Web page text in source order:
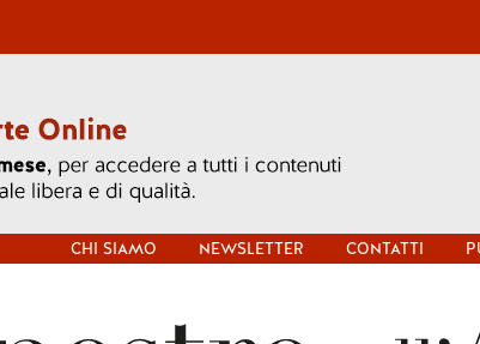
CHI SIAMO NEWSLETTER CONTATTI